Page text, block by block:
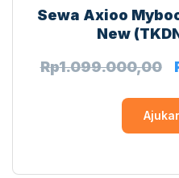
Sewa Axioo
New
Rp1.099.000,00